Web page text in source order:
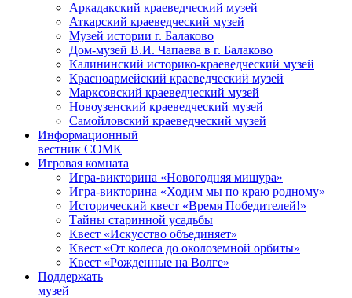
Аркадакский краеведческий музей
Аткарский краеведческий музей
Музей истории г. Балаково
Дом-музей В.И. Чапаева в г. Балаково
Калининский историко-краеведческий музей
Красноармейский краеведческий музей
Марксовский краеведческий музей
Новоузенский краеведческий музей
Самойловский краеведческий музей
Информационный
вестник СОМК
Игровая комната
Игра-викторина «Новогодняя мишура»
Игра-викторина «Ходим мы по краю родному»
Исторический квест «Время Победителей!»
Тайны старинной усадьбы
Квест «Искусство объединяет»
Квест «От колеса до околоземной орбиты»
Квест «Рожденные на Волге»
Поддержать
музей